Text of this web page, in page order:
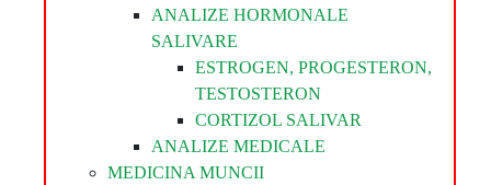
ANALIZE HORMONALE
SALIVARE
ESTROGEN, PROGESTERON,
TESTOSTERON
CORTIZOL SALIVAR
ANALIZE MEDICALE
MEDICINA MUNCII